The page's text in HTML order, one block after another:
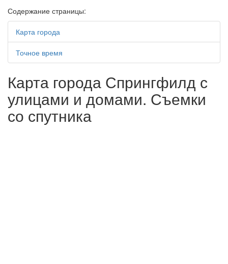
Содержание страницы:
Карта города
Точное время
Карта города Спрингфилд с
улицами и домами. Съемки
со спутника